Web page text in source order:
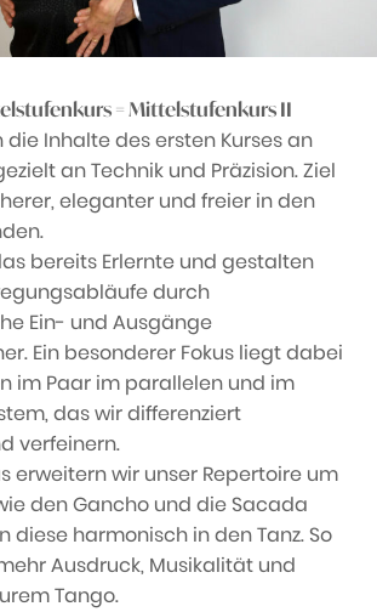
= Mittelstufenkurs II
die Inhalte des ersten Kurses an
an Technik und Präzision. Ziel
eleganter und freier in den
bereits Erlernte und gestalten
durch
Ein- und Ausgänge
Ein besonderer Fokus liegt dabei
im Paar im parallelen und im
das wir differenziert
verfeinern.
erweitern wir unser Repertoire um
den Gancho und die Sacada
diese harmonisch in den Tanz. So
Ausdruck, Musikalität und
Tango.